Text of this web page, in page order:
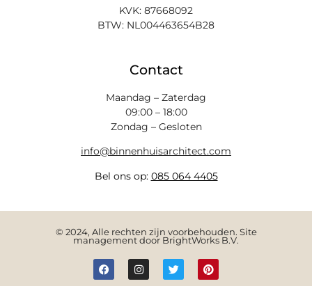
KVK: 87668092
BTW: NL004463654B28
Contact
Maandag – Zaterdag
09:00 – 18:00
Zondag – Gesloten
info@binnenhuisarchitect.com
Bel ons op: 085 064 4405
© 2024, Alle rechten zijn voorbehouden. Site
management door BrightWorks B.V.